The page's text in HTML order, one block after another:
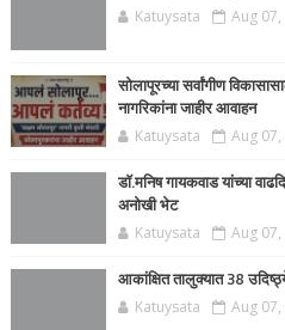
Katuysata Aug
सोलापूरच्या सर्वांगीण
नागरिकांना जाहीर आवाहन
Katuysata Aug
डाॅ.मनिष गायकवाड यांच्या
अनोखी भेट
Katuysata Aug
आकांक्षित तालुक्यात 38
Katuysata Aug